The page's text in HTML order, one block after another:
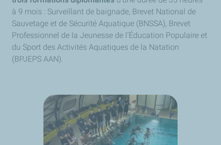
à 9 mois : Surveillant de baignade, Brevet National de
Sauvetage et de Sécurité Aquatique (BNSSA), Brevet
Professionnel de la Jeunesse de l’Éducation Populaire et
du Sport des Activités Aquatiques de la Natation
(BPJEPS AAN).